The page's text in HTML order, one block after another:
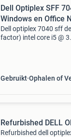
Dell Optiplex SFF
Windows en Office
Dell optiplex 7040 sff
factor) intel core i5 @
Gebruikt Ophalen of
Refurbished DELL
Refurbished dell